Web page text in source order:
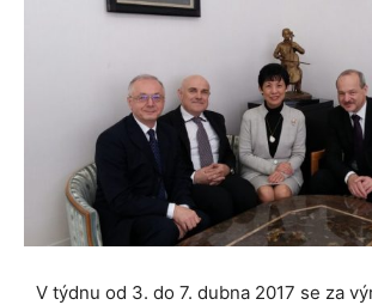
V týdnu od 3. do 7. dubna 2017 se za